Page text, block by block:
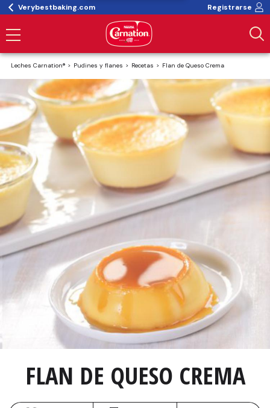
Verybestbaking.com Registrarse
Leches Carnation® Pudines y flanes Recetas Flan de Queso Crema
FLAN DE QUESO CREMA